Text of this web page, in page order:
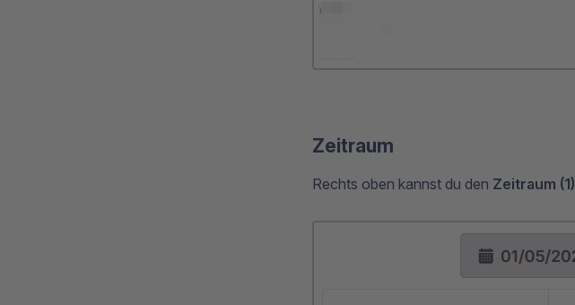
Zeitraum
Rechts oben kannst du den Zeitraum (1)